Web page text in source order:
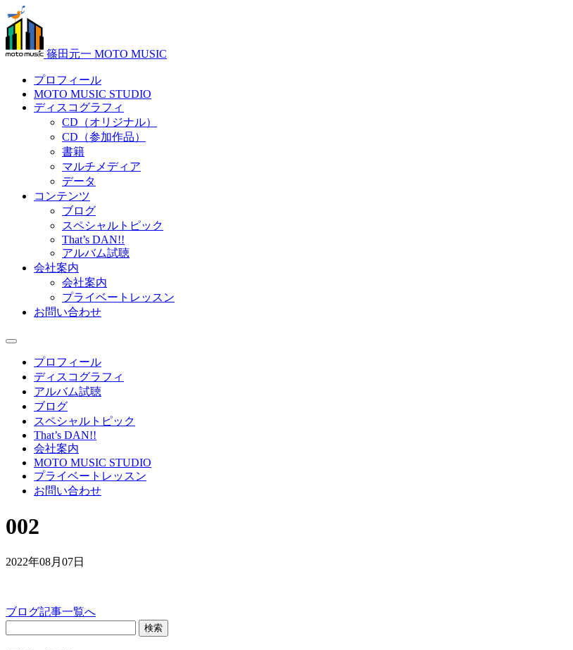
篠田元一 MOTO MUSIC
プロフィール
MOTO MUSIC STUDIO
ディスコグラフィ
CD（オリジナル）
CD（参加作品）
書籍
マルチメディア
データ
コンテンツ
ブログ
スペシャルトピック
That’s DAN!!
アルバム試聴
会社案内
会社案内
プライベートレッスン
お問い合わせ
プロフィール
ディスコグラフィ
アルバム試聴
ブログ
スペシャルトピック
That’s DAN!!
会社案内
MOTO MUSIC STUDIO
プライベートレッスン
お問い合わせ
002
2022年08月07日
ブログ記事一覧へ
検索